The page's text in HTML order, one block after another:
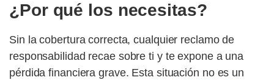
¿Por qué los necesitas?
Sin la cobertura correcta, cualquier reclamo de
responsabilidad recae sobre ti y te expone a una
pérdida financiera grave. Esta situación no es un